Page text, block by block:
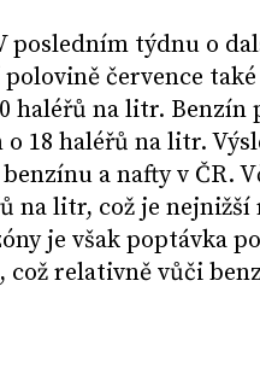
posledním týdnu o
července
haléřů na litr.
18 haléřů na litr.
a nafty v ČR.
na litr, což je
je však poptávka
relativně vůči